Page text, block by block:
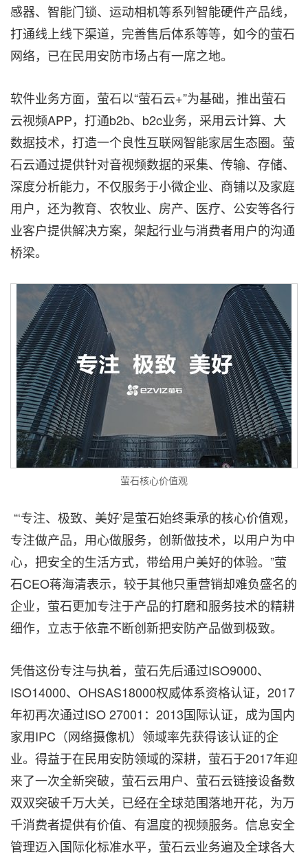
感器、智能门锁、运动相机等系列智能硬件产品线，
打通线上线下渠道，完善售后体系等等，如今的萤石
网络，已在民用安防市场占有一席之地。
软件业务方面，萤石以“萤石云+”为基础，推出萤石
云视频APP，打通b2b、b2c业务，采用云计算、大
数据技术，打造一个良性互联网智能家居生态圈。萤
石云通过提供针对音视频数据的采集、传输、存储、
深度分析能力，不仅服务于小微企业、商铺以及家庭
用户，还为教育、农牧业、房产、医疗、公安等各行
业客户提供解决方案，架起行业与消费者用户的沟通
桥梁。
萤石核心价值观
“‘专注、极致、美好’是萤石始终秉承的核心价值观，
专注做产品，用心做服务，创新做技术，以用户为中
心，把安全的生活方式，带给用户美好的体验。”萤
石CEO蒋海清表示，较于其他只重营销却难负盛名的
企业，萤石更加专注于产品的打磨和服务技术的精耕
细作，立志于依靠不断创新把安防产品做到极致。
凭借这份专注与执着，萤石先后通过ISO9000、
ISO14000、OHSAS18000权威体系资格认证，2017
年初再次通过ISO 27001：2013国际认证，成为国内
家用IPC（网络摄像机）领域率先获得该认证的企
业。得益于在民用安防领域的深耕，萤石于2017年迎
来了一次全新突破，萤石云用户、萤石云链接设备数
双双突破千万大关，已经在全球范围落地开花，为万
千消费者提供有价值、有温度的视频服务。信息安全
管理迈入国际化标准水平，萤石云业务遍及全球各大